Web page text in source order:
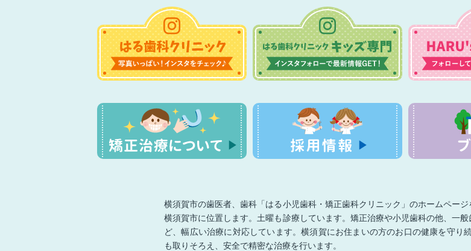
横須賀市の歯医者、歯科「はる小児歯科・矯正歯科クリニック」のホームペー
横須賀市に位置します。土曜も診療しています。矯正治療や小児歯科の他、一
ど、幅広い治療に対応しています。横須賀にお住まいの方のお口の健康を守り
も取りそろえ、安全で精密な治療を行います。